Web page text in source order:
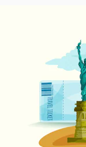
Tekoälyavustaja
Tekoälyllä toimiva
kuvageneraattori
Tekoälyllä toimiva